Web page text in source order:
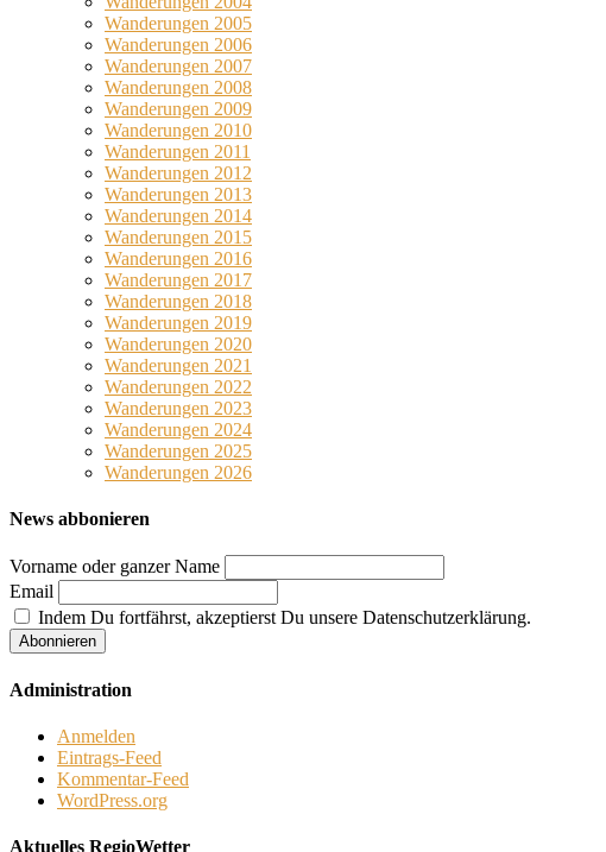
Wanderungen 2005
Wanderungen 2006
Wanderungen 2007
Wanderungen 2008
Wanderungen 2009
Wanderungen 2010
Wanderungen 2011
Wanderungen 2012
Wanderungen 2013
Wanderungen 2014
Wanderungen 2015
Wanderungen 2016
Wanderungen 2017
Wanderungen 2018
Wanderungen 2019
Wanderungen 2020
Wanderungen 2021
Wanderungen 2022
Wanderungen 2023
Wanderungen 2024
Wanderungen 2025
Wanderungen 2026
News abbonieren
Vorname oder ganzer Name
Email
Indem Du fortfährst, akzeptierst Du unsere Datenschutzerklärung.
Administration
Anmelden
Eintrags-Feed
Kommentar-Feed
WordPress.org
Aktuelles RegioWetter